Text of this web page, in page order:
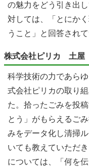
の魅力をどう引き出
対しては、「とにか
うこと」と回答されて
株式会社ピリカ 土
科学技術の力であら
式会社ピリカの取り
た。拾ったごみを投
とう」がもらえるご
みをデータ化し清掃
いても教えていただ
については、「何を